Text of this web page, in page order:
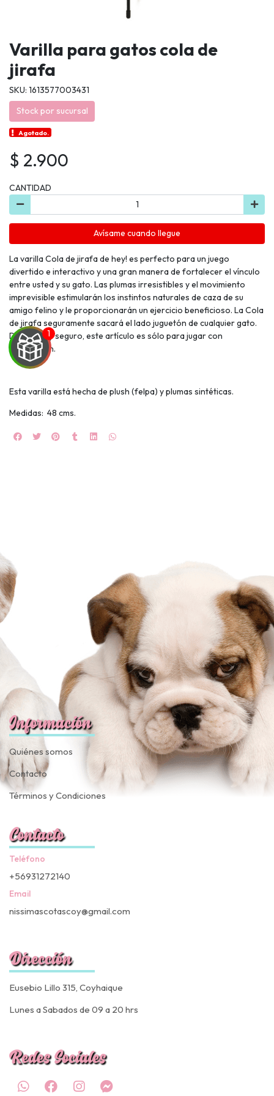
Varilla para gatos cola de
jirafa
SKU: 1613577003431
Stock por sucursal
Agotado.
$ 2.900
CANTIDAD
Avísame cuando llegue
La varilla Cola de jirafa de hey! es perfecto para un juego
divertido e interactivo y una gran manera de fortalecer el vínculo
entre usted y su gato. Las plumas irresistibles y el movimiento
imprevisible estimularán los instintos naturales de caza de su
amigo felino y le proporcionarán un ejercicio beneficioso. La Cola
de jirafa seguramente sacará el lado juguetón de cualquier gato.
Duradero y seguro, este artículo es sólo para jugar con
supervisión.
Esta varilla está hecha de plush (felpa) y plumas sintéticas.
Medidas: 48 cms.
Información
Quiénes somos
Contacto
Términos y Condiciones
Contacto
Teléfono
+56931272140
Email
nissimascotascoy@gmail.com
Dirección
Eusebio Lillo 315, Coyhaique
Lunes a Sabados de 09 a 20 hrs
Redes Sociales